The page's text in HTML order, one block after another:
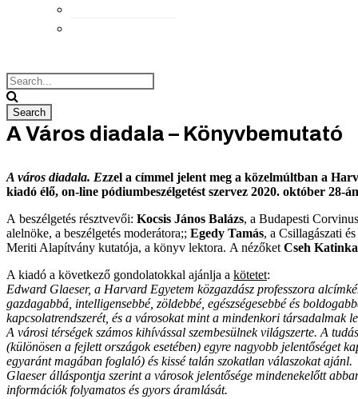
A Város diadala – Könyvbemutató
A város diadala. Ezzel a címmel jelent meg a közelmúltban a
kiadó élő, on-line pódiumbeszélgetést szervez 2020. október
A beszélgetés résztvevői: Kocsis János Balázs, a Budapesti
alelnöke, a beszélgetés moderátora;; Egedy Tamás, a Csillagászati
Meriti Alapítvány kutatója, a könyv lektora. A nézőket Cseh Katinka
A kiadó a következő gondolatokkal ajánlja a kötetet:
Edward Glaeser, a Harvard Egyetem közgazdász professzora
gazdagabbá, intelligensebbé, zöldebbé, egészségesebbé és
kapcsolatrendszerét, és a városokat mint a mindenkori társadalmak
A városi térségek számos kihívással szembesülnek világszerte. A
(különösen a fejlett országok esetében) egyre nagyobb jelentőséget
egyaránt magában foglaló) és kissé talán szokatlan válaszokat ajánl.
Glaeser álláspontja szerint a városok jelentősége mindenekelőtt
információk folyamatos és gyors áramlását.